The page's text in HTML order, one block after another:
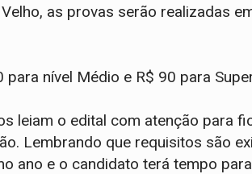
as provas serão realizadas
nível Médio e R$ 90 para
leiam o edital com atenção para
Lembrando que requisitos são
ano e o candidato terá tempo